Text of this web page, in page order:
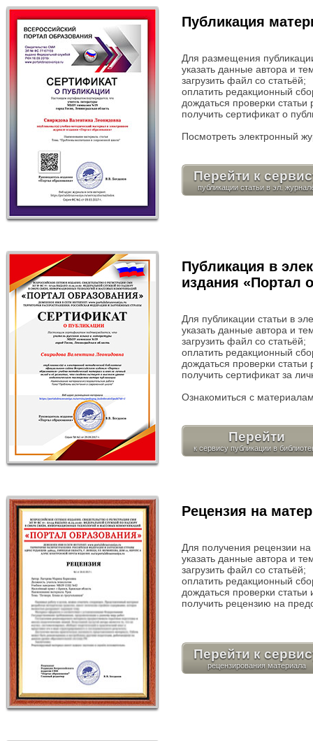
Публикация
Для размещения
указать данные автора и
загрузить файл со статьёй;
оплатить редакционный
дождаться проверки
получить сертификат о
Посмотреть электронный
Перейти к
Публикация в
издания «Портал
Для публикации статьи в
указать данные автора и
загрузить файл со статьёй;
оплатить редакционный
дождаться проверки
получить сертификат за
Ознакомиться с
Перейти
Рецензия на
Для получения рецензии
указать данные автора и
загрузить файл со статьёй;
оплатить редакционный
дождаться проверки
получить рецензию на
Перейти к